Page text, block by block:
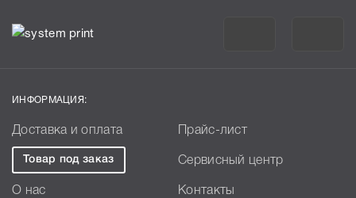
ИНФОРМАЦИЯ:
Доставка и оплата Прайс-лист
Товар под заказ Сервисный центр
О нас Контакты